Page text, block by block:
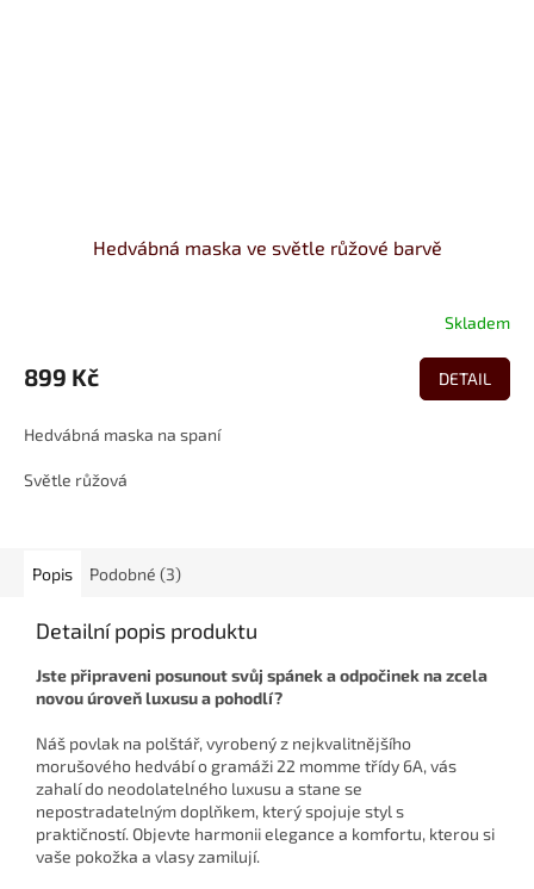
Hedvábná maska ve světle růžové barvě
Skladem
899 Kč DETAIL
Hedvábná maska na spaní
Světle růžová
Popis Podobné (3)
Detailní popis produktu
Jste připraveni posunout svůj spánek a odpočinek na zcela
novou úroveň luxusu a pohodlí?
Náš povlak na polštář, vyrobený z nejkvalitnějšího
morušového hedvábí o gramáži 22 momme třídy 6A, vás
zahalí do neodolatelného luxusu a stane se
nepostradatelným doplňkem, který spojuje styl s
praktičností. Objevte harmonii elegance a komfortu, kterou si
vaše pokožka a vlasy zamilují.